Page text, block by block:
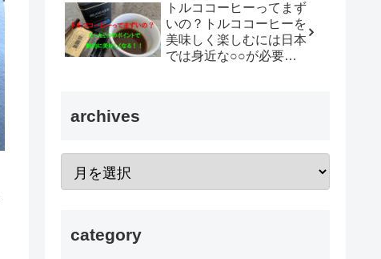
沸かしてコーヒーを楽し
む。
トルココーヒーってまず
いの？トルココーヒーを
美味しく楽しむには日本
では身近な○○が必要だ
archives
category